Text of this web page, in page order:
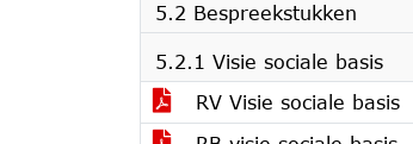
5.2 Bespreekstukken
5.2.1 Visie sociale basis
RV Visie sociale basis